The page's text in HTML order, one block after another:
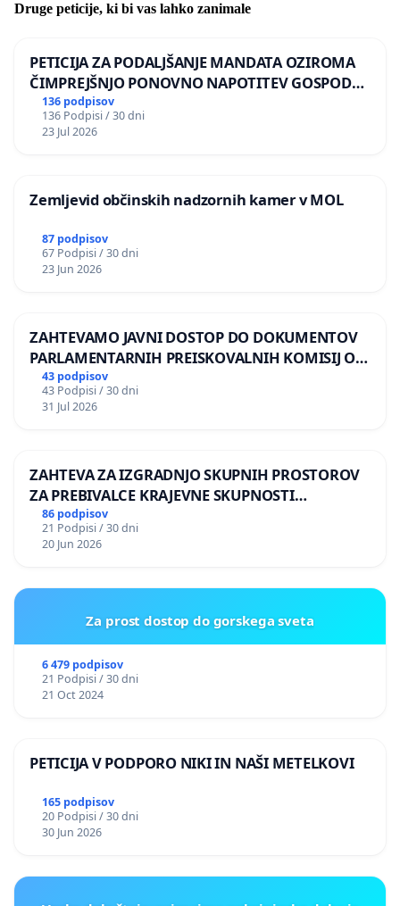
Druge peticije, ki bi vas lahko zanimale
PETICIJA ZA PODALJŠANJE MANDATA OZIROMA
ČIMPREJŠNJO PONOVNO NAPOTITEV GOSPODA
BERNARDA ŠRAJNERJA NA VELEPOSLANIŠTVO
REPUBLIKE SLOVENIJE V MOSKVI
136 podpisov
136 Podpisi / 30 dni
23 Jul 2026
Zemljevid občinskih nadzornih kamer v MOL
87 podpisov
67 Podpisi / 30 dni
23 Jun 2026
ZAHTEVAMO JAVNI DOSTOP DO DOKUMENTOV
PARLAMENTARNIH PREISKOVALNIH KOMISIJ O
ILEGALNI TRGOVINI Z OROŽJEM
43 podpisov
43 Podpisi / 30 dni
31 Jul 2026
ZAHTEVA ZA IZGRADNJO SKUPNIH PROSTOROV
ZA PREBIVALCE KRAJEVNE SKUPNOSTI
PRESTRANEK
86 podpisov
21 Podpisi / 30 dni
20 Jun 2026
Za prost dostop do gorskega sveta
6 479 podpisov
21 Podpisi / 30 dni
21 Oct 2024
PETICIJA V PODPORO NIKI IN NAŠI METELKOVI
165 podpisov
20 Podpisi / 30 dni
30 Jun 2026